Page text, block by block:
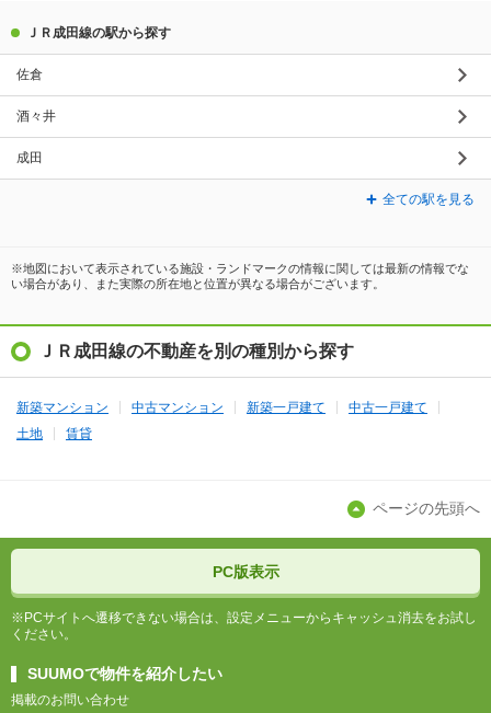
ＪＲ成田線の駅から探す
佐倉
酒々井
成田
全ての駅を見る
※地図において表示されている施設・ランドマークの情報に関しては最新の情報でな
い場合があり、また実際の所在地と位置が異なる場合がございます。
ＪＲ成田線の不動産を別の種別から探す
新築マンション 中古マンション 新築一戸建て
中古一戸建て
土地
賃貸
ページの先頭へ
PC版表示
※PCサイトへ遷移できない場合は、設定メニューからキャッシュ消去をお試し
ください。
SUUMOで物件を紹介したい
掲載のお問い合わせ